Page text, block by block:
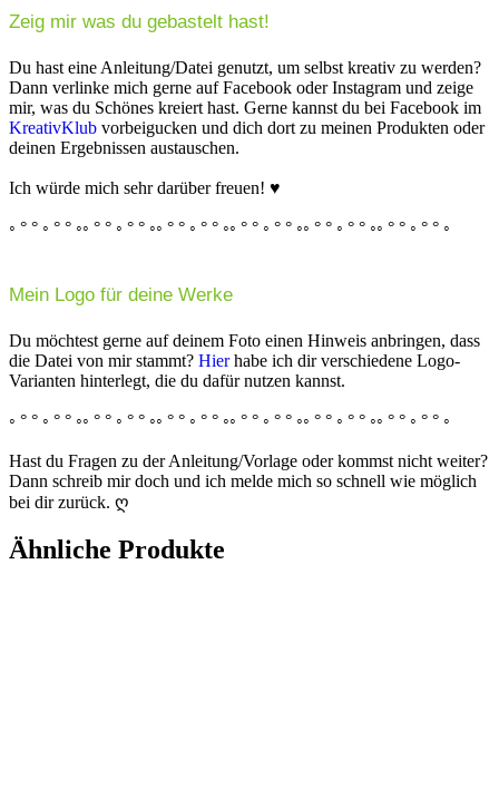
Zeig mir was du gebastelt hast!
Du hast eine Anleitung/Datei genutzt, um selbst kreativ zu werden?
Dann verlinke mich gerne auf Facebook oder Instagram und zeige
mir, was du Schönes kreiert hast. Gerne kannst du bei Facebook im
KreativKlub vorbeigucken und dich dort zu meinen Produkten oder
deinen Ergebnissen austauschen.
Ich würde mich sehr darüber freuen! ♥
◦ ° ° ◦ ° ° ◦◦ ° ° ◦ ° ° ◦◦ ° ° ◦ ° ° ◦◦ ° ° ◦ ° ° ◦◦ ° ° ◦ ° ° ◦◦ ° ° ◦ ° ° ◦
Mein Logo für deine Werke
Du möchtest gerne auf deinem Foto einen Hinweis anbringen, dass
die Datei von mir stammt? Hierhabe ich dir verschiedene Logo-
Varianten hinterlegt, die du dafür nutzen kannst.
◦ ° ° ◦ ° ° ◦◦ ° ° ◦ ° ° ◦◦ ° ° ◦ ° ° ◦◦ ° ° ◦ ° ° ◦◦ ° ° ◦ ° ° ◦◦ ° ° ◦ ° ° ◦
Hast du Fragen zu der Anleitung/Vorlage oder kommst nicht weiter?
Dann schreib mir doch und ich melde mich so schnell wie möglich
bei dir zurück. ღ
Ähnliche Produkte